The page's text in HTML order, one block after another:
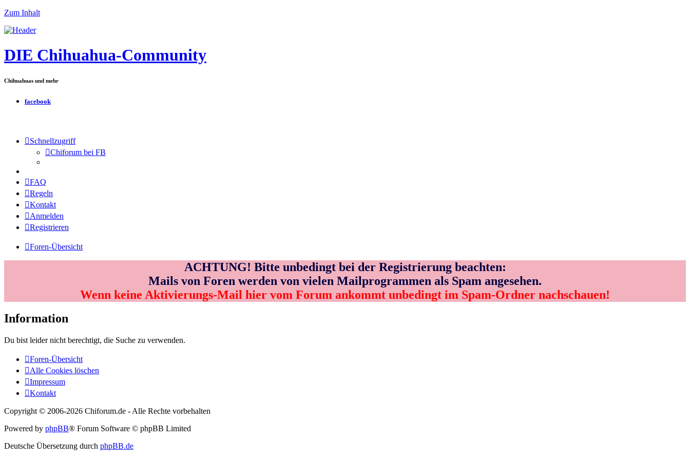
Zum Inhalt
DIE Chihuahua-Community
Chihuahuas und mehr
facebook
Schnellzugriff
Chiforum bei FB
FAQ
Regeln
Kontakt
Anmelden
Registrieren
Foren-Übersicht
ACHTUNG! Bitte unbedingt bei der Registrierung beachten:
Mails von Foren werden von vielen Mailprogrammen als Spam angesehen.
Wenn keine Aktivierungs-Mail hier vom Forum ankommt unbedingt im Spam-Ordner nachschauen!
Information
Du bist leider nicht berechtigt, die Suche zu verwenden.
Foren-Übersicht
Alle Cookies löschen
Impressum
Kontakt
Copyright © 2006-2026 Chiforum.de - Alle Rechte vorbehalten
Powered by phpBB® Forum Software © phpBB Limited
Deutsche Übersetzung durch phpBB.de